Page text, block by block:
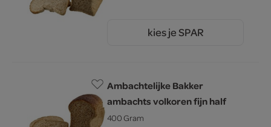
kies je SPAR
Ambachtelijke Bakker
ambachts volkoren fijn half
400 Gram